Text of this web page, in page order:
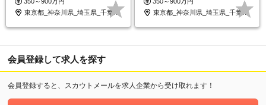
東京都_神奈川県_埼玉県_千葉県_大阪府…
東京都_神奈川県_埼玉県_千葉県_大阪府…
会員登録して求人を探す
会員登録すると、スカウトメールを求人企業から受け取れます！